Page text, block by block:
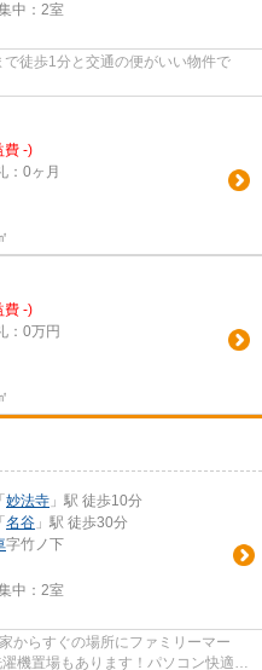
中： 2室
徒歩1分と交通の便がいい物件で
費 -)
：0ヶ月
費 -)
：0万円
「 妙法寺 」駅 徒歩10分
「 名谷 」駅 徒歩30分
字竹ノ下
中： 2室
からすぐの場所にファミリーマー
機置場もあります！パソコン快適、